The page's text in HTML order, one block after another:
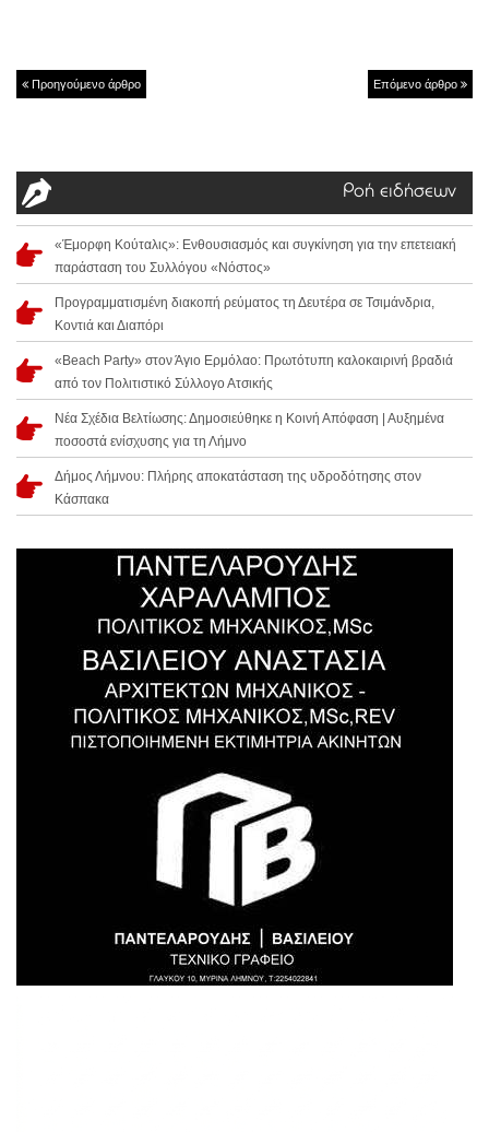
Προηγούμενο άρθρο Επόμενο άρθρο
Ροή ειδήσεων
«Έμορφη Κούταλις»: Ενθουσιασμός και συγκίνηση για την επετειακή
παράσταση του Συλλόγου «Νόστος»
Προγραμματισμένη διακοπή ρεύματος τη Δευτέρα σε Τσιμάνδρια,
Κοντιά και Διαπόρι
«Beach Party» στον Άγιο Ερμόλαο: Πρωτότυπη καλοκαιρινή βραδιά
από τον Πολιτιστικό Σύλλογο Ατσικής
Νέα Σχέδια Βελτίωσης: Δημοσιεύθηκε η Κοινή Απόφαση | Αυξημένα
ποσοστά ενίσχυσης για τη Λήμνο
Δήμος Λήμνου: Πλήρης αποκατάσταση της υδροδότησης στον
Κάσπακα